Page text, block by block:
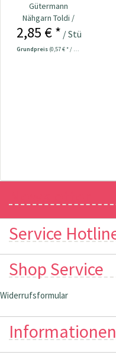
Gütermann
Nähgarn Toldi /
500m schwarz
2,85 € * / Stück
Grundpreis (0,57 € * / 100 Meter)
Service
Shop Service
Widerrufsformular
Informationen